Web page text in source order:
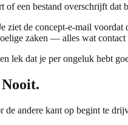
of een bestand overschrijft dat
de concept-e-mail
zaken — alles wat
lek dat je per ongeluk hebt
de andere kant op begint te